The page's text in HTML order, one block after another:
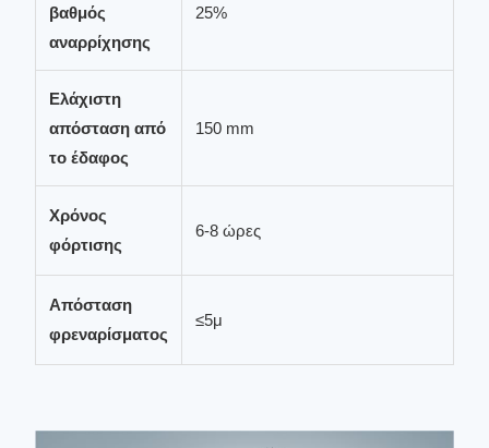
βαθμός
αναρρίχησης
25%
Ελάχιστη
απόσταση από
το έδαφος
150 mm
Χρόνος
φόρτισης
6-8 ώρες
Απόσταση
φρεναρίσματος
≤5μ